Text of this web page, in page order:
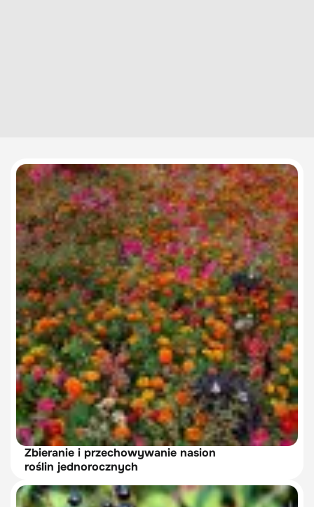
Zbieranie i przechowywanie nasion
roślin jednorocznych